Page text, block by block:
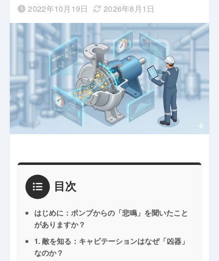
2022年10月19日 2026年8月1日
目次
はじめに：ポンプからの「悲鳴」を聞いたこと
がありますか？
1. 敵を知る：キャビテーションはなぜ「凶器」
なのか？